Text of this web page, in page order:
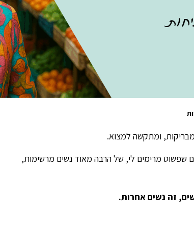
ומתקשה למצוא.
שפשוט מרימים לי, של הרבה מאוד נשים מרשימות,
זה נשים אחרות.